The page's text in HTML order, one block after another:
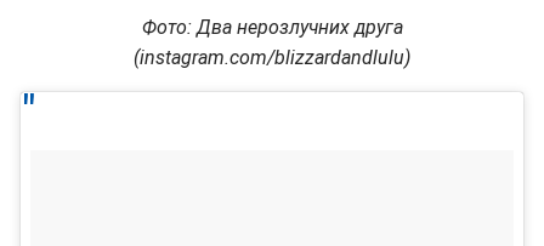
Фото: Два нерозлучних друга
(instagram.com/blizzardandlulu)